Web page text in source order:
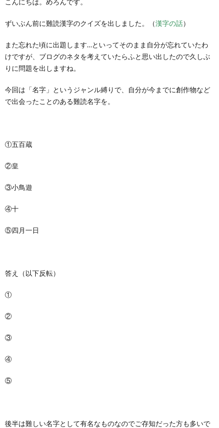
ずいぶん前に難読漢字のクイズを出しました。（漢字の話）
また忘れた頃に出題します…といってそのまま自分が忘れていたわ
けですが、ブログのネタを考えていたらふと思い出したので久しぶ
りに問題を出しますね。
今回は「名字」というジャンル縛りで、自分が今までに創作物など
で出会ったことのある難読名字を。
①五百蔵
②皇
③小鳥遊
④十
⑤四月一日
答え（以下反転）
①
②
③
④
⑤
後半は難しい名字として有名なものなのでご存知だった方も多いで